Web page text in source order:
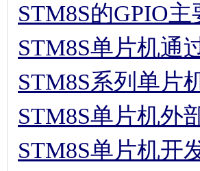
STM8S的GPIO
STM8S单片机通
STM8S系列单片
STM8S单片机外
STM8S单片机开